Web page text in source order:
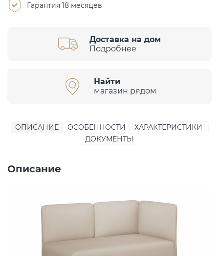
Гарантия 18 месяцев
Доставка на дом
Подробнее
Найти
магазин рядом
ОПИСАНИЕ ОСОБЕННОСТИ
ХАРАКТЕРИСТИКИ
ДОКУМЕНТЫ
Описание